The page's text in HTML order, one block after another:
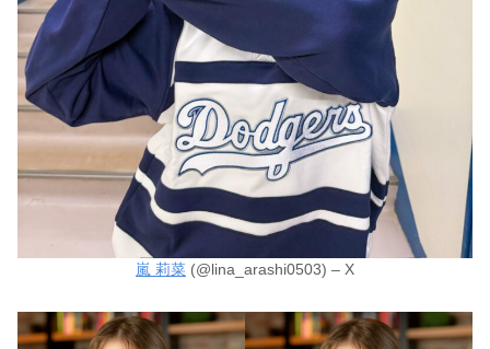
嵐 莉菜 (@lina_arashi0503) – X